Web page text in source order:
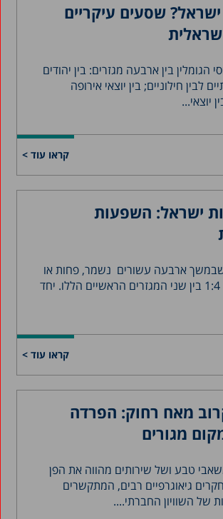
שסעים עיקריים
הגומלין בין ארבעה מגזרים: בין יהודים
לבין חילוניים; בין יוצאי אירופה
יוצאי...
קראו עוד >
ישראל: השפעות
ארבעה עשורים נשמר, פחות או
יותר, היחס של 1:4 בין שני המגזרים הראשיים הללו. יחד
קראו עוד >
מאח רחוק: הפרדה
מגורים
טבע ושל שירותים מהווה את הפן
גיאוגרפיים רבים, המתקשרים
של השוויון החברתי....